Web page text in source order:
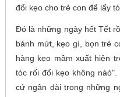
đổi kẹo cho trẻ con để lấy
Đó là những ngày hết Tết
bánh mứt, kẹo gì, bọn trẻ
hàng kẹo mầm xuất hiện
tóc rối đổi kẹo không
cứ ngân dài trong những